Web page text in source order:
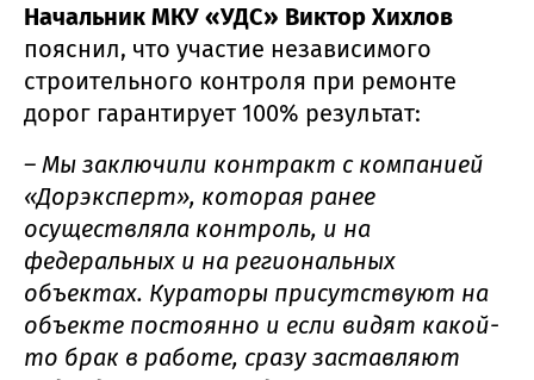
Начальник МКУ «УДС» Виктор Хихлов
пояснил, что участие независимого
строительного контроля при ремонте
дорог гарантирует 100% результат:
– Мы заключили контракт с компанией
«Дорэксперт», которая ранее
осуществляла контроль, и на
федеральных и на региональных
объектах. Кураторы присутствуют на
объекте постоянно и если видят какой-
то брак в работе, сразу заставляют